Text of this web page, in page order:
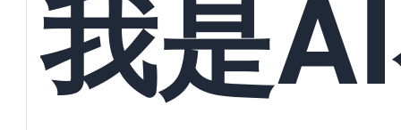
我是